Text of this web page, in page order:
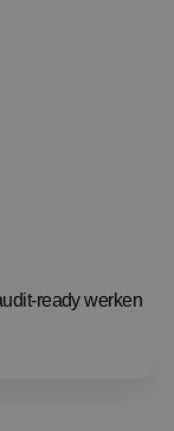
ready werken